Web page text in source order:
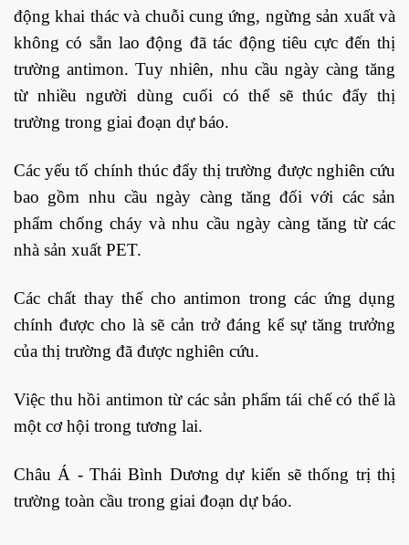
động khai thác và chuỗi cung ứng, ngừng sản xuất và
không có sẵn lao động đã tác động tiêu cực đến thị
trường antimon. Tuy nhiên, nhu cầu ngày càng tăng
từ nhiều người dùng cuối có thể sẽ thúc đẩy thị
trường trong giai đoạn dự báo.
Các yếu tố chính thúc đẩy thị trường được nghiên cứu
bao gồm nhu cầu ngày càng tăng đối với các sản
phẩm chống cháy và nhu cầu ngày càng tăng từ các
nhà sản xuất PET.
Các chất thay thế cho antimon trong các ứng dụng
chính được cho là sẽ cản trở đáng kể sự tăng trưởng
của thị trường đã được nghiên cứu.
Việc thu hồi antimon từ các sản phẩm tái chế có thể là
một cơ hội trong tương lai.
Châu Á - Thái Bình Dương dự kiến ​​sẽ thống trị thị
trường toàn cầu trong giai đoạn dự báo.